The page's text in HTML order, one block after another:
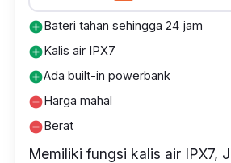
add_circleBateri tahan sehingga 24 jam
add_circleKalis air IPX7
add_circleAda built-in powerbank
remove_circleHarga mahal
remove_circleBerat
Memiliki fungsi kalis air IPX7,